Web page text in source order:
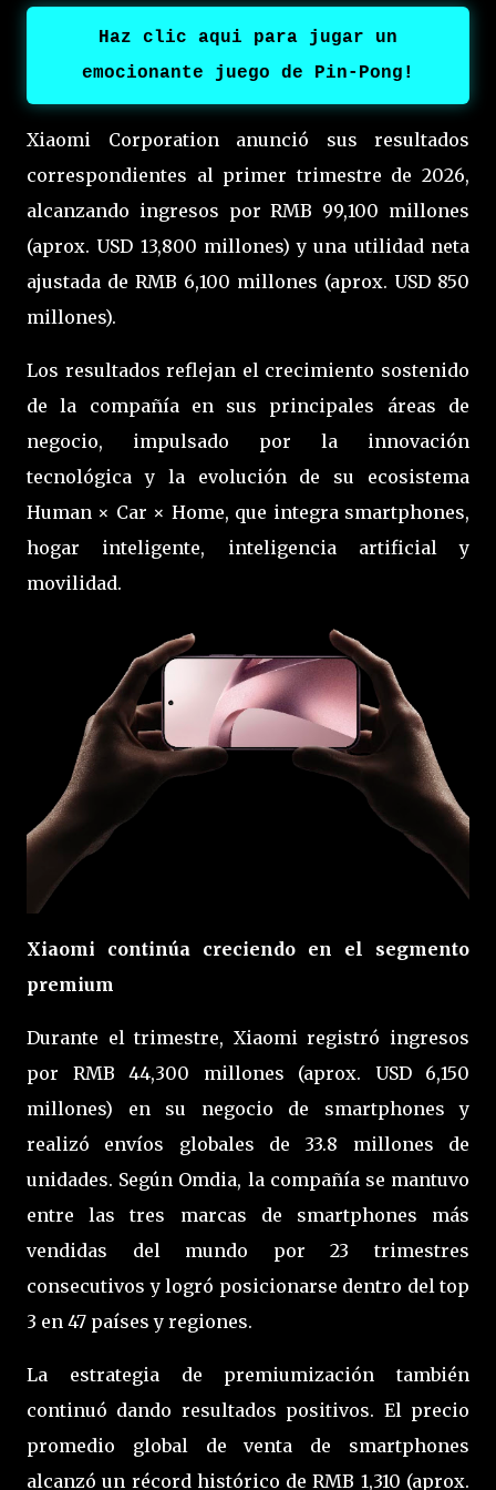
Haz clic aqui para jugar un
emocionante juego de Pin-Pong!
Xiaomi Corporation anunció sus resultados
correspondientes al primer trimestre de 2026,
alcanzando ingresos por RMB 99,100 millones
(aprox. USD 13,800 millones) y una utilidad neta
ajustada de RMB 6,100 millones (aprox. USD 850
millones).
Los resultados reflejan el crecimiento sostenido
de la compañía en sus principales áreas de
negocio, impulsado por la innovación
tecnológica y la evolución de su ecosistema
Human × Car × Home, que integra smartphones,
hogar inteligente, inteligencia artificial y
movilidad.
Xiaomi continúa creciendo en el segmento
premium
Durante el trimestre, Xiaomi registró ingresos
por RMB 44,300 millones (aprox. USD 6,150
millones) en su negocio de smartphones y
realizó envíos globales de 33.8 millones de
unidades. Según Omdia, la compañía se mantuvo
entre las tres marcas de smartphones más
vendidas del mundo por 23 trimestres
consecutivos y logró posicionarse dentro del top
3 en 47 países y regiones.
La estrategia de premiumización también
continuó dando resultados positivos. El precio
promedio global de venta de smartphones
alcanzó un récord histórico de RMB 1,310 (aprox.